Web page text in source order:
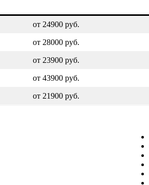
от 24900 руб.
от 28000 руб.
от 23900 руб.
от 43900 руб.
от 21900 руб.